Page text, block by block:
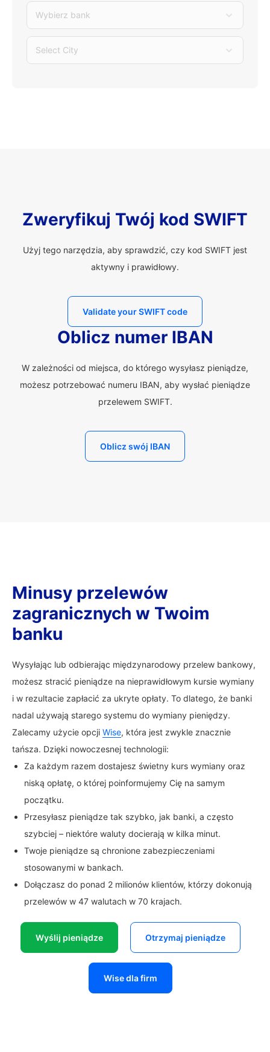
Wybierz bank
Select City
Zweryfikuj Twój kod SWIFT
Użyj tego narzędzia, aby sprawdzić, czy kod SWIFT jest
aktywny i prawidłowy.
Validate your SWIFT code
Oblicz numer IBAN
W zależności od miejsca, do którego wysyłasz pieniądze,
możesz potrzebować numeru IBAN, aby wysłać pieniądze
przelewem SWIFT.
Oblicz swój IBAN
Minusy przelewów
zagranicznych w Twoim
banku
Wysyłając lub odbierając międzynarodowy przelew bankowy,
możesz stracić pieniądze na nieprawidłowym kursie wymiany
i w rezultacie zapłacić za ukryte opłaty. To dlatego, że banki
nadal używają starego systemu do wymiany pieniędzy.
Zalecamy użycie opcji Wise, która jest zwykle znacznie
tańsza. Dzięki nowoczesnej technologii:
Za każdym razem dostajesz świetny kurs wymiany oraz
niską opłatę, o której poinformujemy Cię na samym
początku.
Przesyłasz pieniądze tak szybko, jak banki, a często
szybciej – niektóre waluty docierają w kilka minut.
Twoje pieniądze są chronione zabezpieczeniami
stosowanymi w bankach.
Dołączasz do ponad 2 milionów klientów, którzy dokonują
przelewów w 47 walutach w 70 krajach.
Wyślij pieniądze Otrzymaj pieniądze
Wise dla firm